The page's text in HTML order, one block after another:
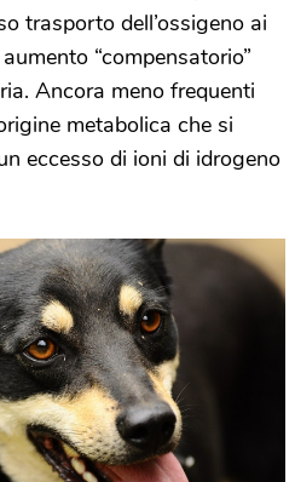
trasporto dell’ossigeno ai
“compensatorio”
Ancora meno frequenti
metabolica che si
eccesso di ioni di idrogeno